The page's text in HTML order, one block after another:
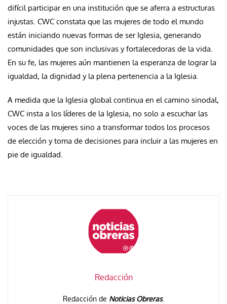
difícil participar en una institución que se aferra a estructuras
injustas. CWC constata que las mujeres de todo el mundo
están iniciando nuevas formas de ser Iglesia, generando
comunidades que son inclusivas y fortalecedoras de la vida.
En su fe, las mujeres aún mantienen la esperanza de lograr la
igualdad, la dignidad y la plena pertenencia a la Iglesia.
A medida que la Iglesia global continua en el camino sinodal,
CWC insta a los líderes de la Iglesia, no solo a escuchar las
voces de las mujeres sino a transformar todos los procesos
de elección y toma de decisiones para incluir a las mujeres en
pie de igualdad.
Redacción
Redacción de Noticias Obreras.